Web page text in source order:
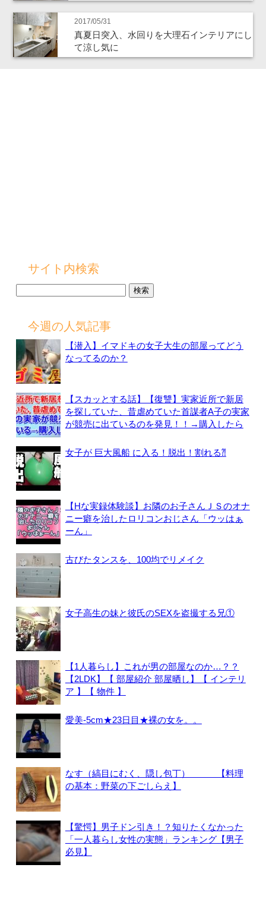
2017/05/31
真夏日突入、水回りを大理石インテリアにし
て涼し気に
サイト内検索
今週の人気記事
【潜入】イマドキの女子大生の部屋ってどう
なってるのか？
【スカッとする話】【復讐】実家近所で新居
を探していた、昔虐めていた首謀者A子の実家
が競売に出ているのを発見！！→購入したら
女子が 巨大風船 に入る！脱出！割れる⁈
【Hな実録体験談】お隣のお子さんＪＳのオナ
ニー癖を治したロリコンおじさん「ウッはぁ
ーん」
古びたタンスを、100均でリメイク
女子高生の妹と彼氏のSEXを盗撮する兄①
【1人暮らし】これが男の部屋なのか…？？
【2LDK】【 部屋紹介 部屋晒し】【 インテリ
ア 】【 物件 】
愛美-5cm★23日目★裸の女を。。
なす（縞目にむく、隠し包丁） 【料理
の基本：野菜の下ごしらえ】
【驚愕】男子ドン引き！？知りたくなかった
「一人暮らし女性の実態」ランキング【男子
必見】